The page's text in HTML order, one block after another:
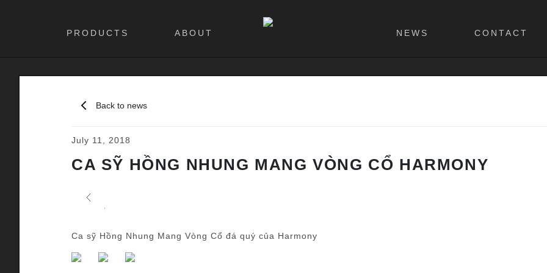
PRODUCTS ABOUT NEWS CONTACT
Back to news
July 11, 2018
CA SỸ HỒNG NHUNG MANG VÒNG CỔ HARMONY
Previous
Ca sỹ Hồng Nhung Mang Vòng Cổ đá quý của Harmony